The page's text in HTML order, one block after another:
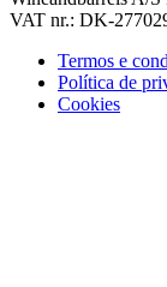
VAT nr.: DK-
Termos e
Política de
Cookies